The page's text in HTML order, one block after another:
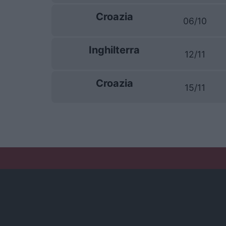
Croazia 06/10
Inghilterra 12/11
Croazia 15/11